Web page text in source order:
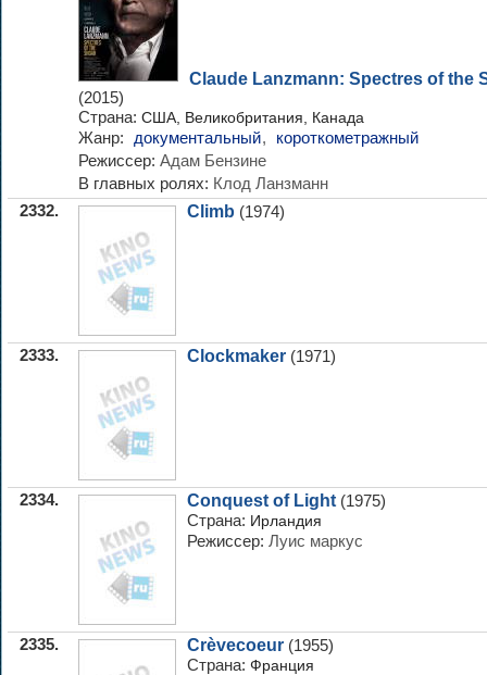
Claude Lanzmann: Spectres of the
(2015)
Страна: США, Великобритания, Канада
Жанр: документальный,
короткометражный
Режиссер: Адам Бензине
В главных ролях: Клод Ланзманн
2332. Climb (1974)
2333. Clockmaker (1971)
2334. Conquest of Light (1975)
Страна: Ирландия
Режиссер: Луис маркус
2335. Crèvecoeur (1955)
Страна: Франция